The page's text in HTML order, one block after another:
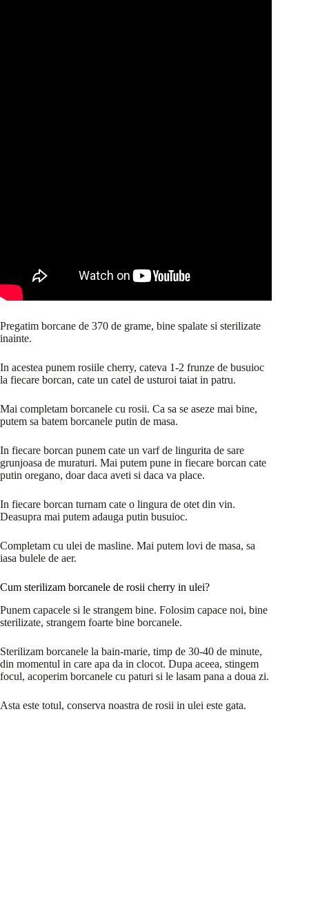
Pregatim borcane de 370 de grame, bine spalate si sterilizate
inainte.
In acestea punem rosiile cherry, cateva 1-2 frunze de busuioc
la fiecare borcan, cate un catel de usturoi taiat in patru.
Mai completam borcanele cu rosii. Ca sa se aseze mai bine,
putem sa batem borcanele putin de masa.
In fiecare borcan punem cate un varf de lingurita de sare
grunjoasa de muraturi. Mai putem pune in fiecare borcan cate
putin oregano, doar daca aveti si daca va place.
In fiecare borcan turnam cate o lingura de otet din vin.
Deasupra mai putem adauga putin busuioc.
Completam cu ulei de masline. Mai putem lovi de masa, sa
iasa bulele de aer.
Cum sterilizam borcanele de rosii cherry in ulei?
Punem capacele si le strangem bine. Folosim capace noi, bine
sterilizate, strangem foarte bine borcanele.
Sterilizam borcanele la bain-marie, timp de 30-40 de minute,
din momentul in care apa da in clocot. Dupa aceea, stingem
focul, acoperim borcanele cu paturi si le lasam pana a doua zi.
Asta este totul, conserva noastra de rosii in ulei este gata.